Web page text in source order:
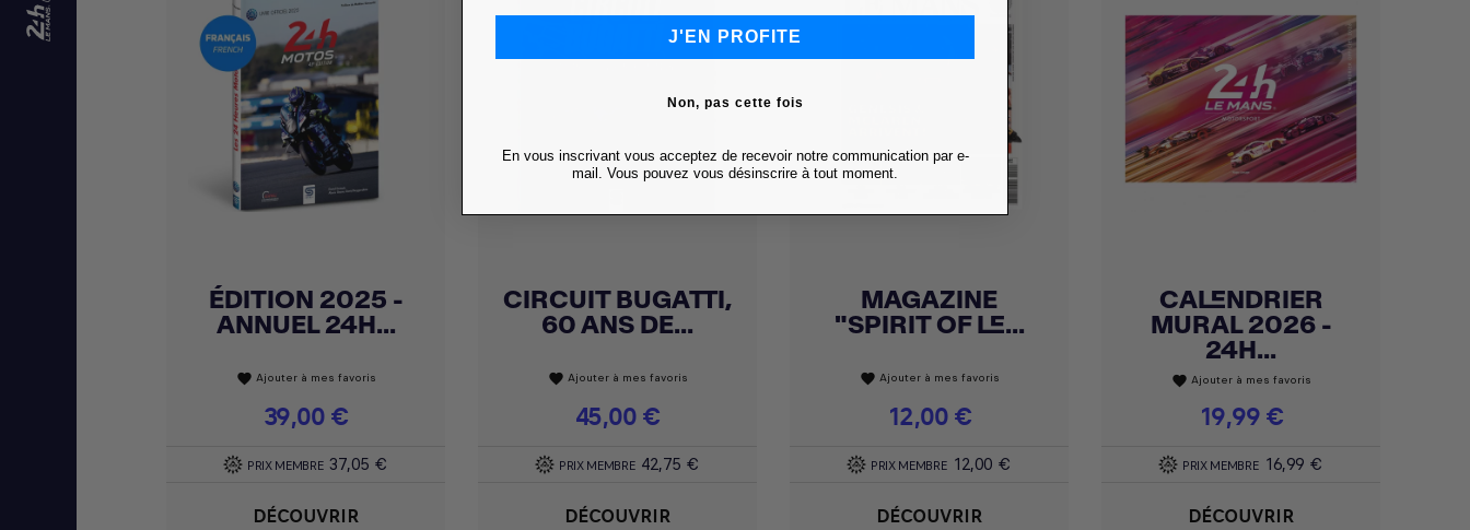
Achat express
ÉDITION 2025 -
ANNUEL 24H...
favorite Ajouter à mes favoris
Prix
39,00 €
PRIX MEMBRE 37,05 €
DÉCOUVRIR
Achat express
CIRCUIT BUGATTI,
60 ANS DE...
favorite Ajouter à mes favoris
Prix
45,00 €
PRIX MEMBRE 42,75 €
DÉCOUVRIR
Achat express
MAGAZINE
"SPIRIT OF LE...
favorite Ajouter à mes favoris
Prix
12,00 €
PRIX MEMBRE 12,00 €
DÉCOUVRIR
Achat express
CALENDRIER
MURAL 2026 -
24H...
favorite Ajouter à mes favoris
Prix
19,99 €
PRIX MEMBRE 16,99 €
DÉCOUVRIR
J'EN PROFITE
Non, pas cette fois
En vous inscrivant vous acceptez de recevoir notre communication par e-
mail. Vous pouvez vous désinscrire à tout moment.